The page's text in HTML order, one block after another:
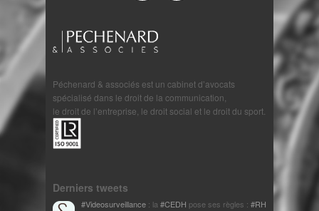
Péchenard & associés est un cabinet d’avocats
spécialisé dans le droit de la communication,
le droit de l’entreprise, le droit social et le droit du sport.
Derniers tweets
#Videosurveillance : la#CEDH pose ses règles : #RH